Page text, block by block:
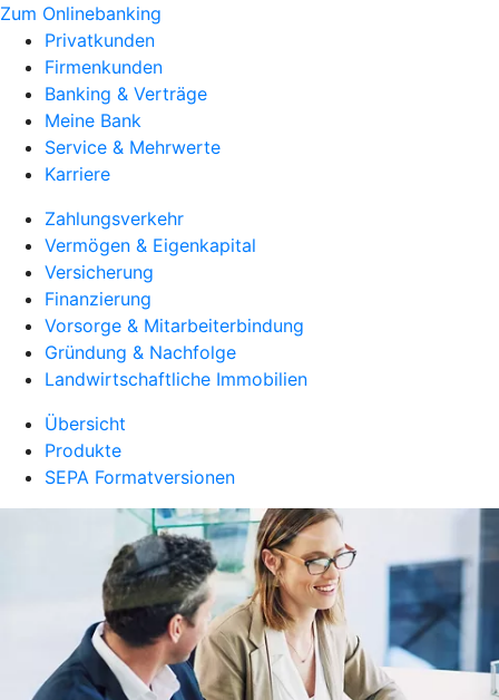
Zum Onlinebanking
Privatkunden
Firmenkunden
Banking & Verträge
Meine Bank
Service & Mehrwerte
Karriere
Zahlungsverkehr
Vermögen & Eigenkapital
Versicherung
Finanzierung
Vorsorge & Mitarbeiterbindung
Gründung & Nachfolge
Landwirtschaftliche Immobilien
Übersicht
Produkte
SEPA Formatversionen